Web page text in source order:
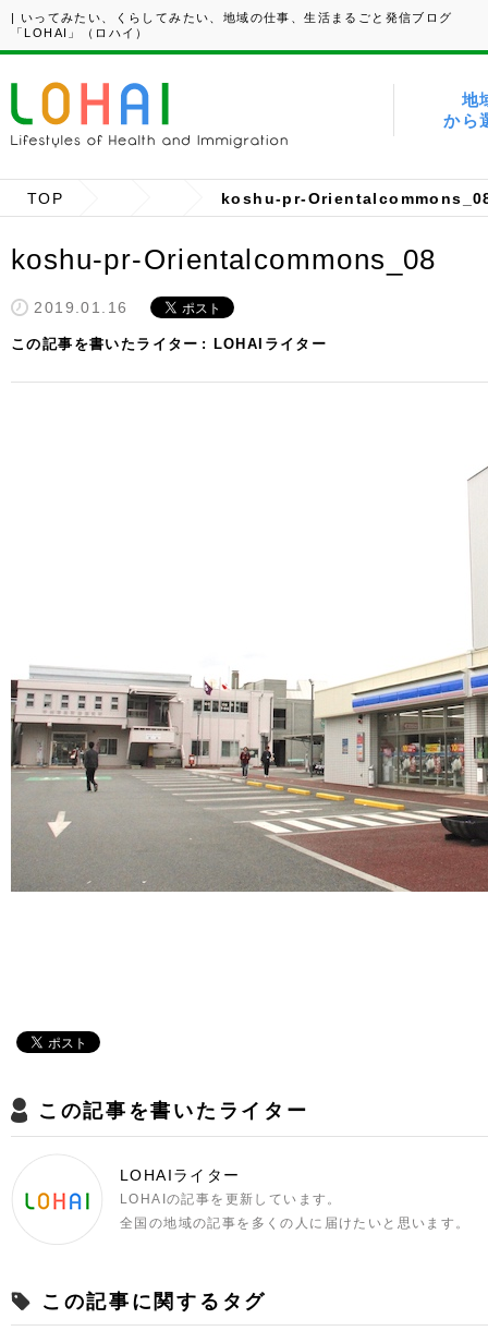
| いってみたい、くらしてみたい、地域の仕事、生活まるごと発信ブログ
「LOHAI」（ロハイ）
地
から
TOP koshu-pr-
koshu-pr-Orientalcommons_08
2019.01.16
この記事を書いたライター LOHAIライター
この記事を書いたライター
LOHAIライター
LOHAIの記事を更新しています。
全国の地域の記事を多くの人に届けたいと思います。
この記事に関するタグ